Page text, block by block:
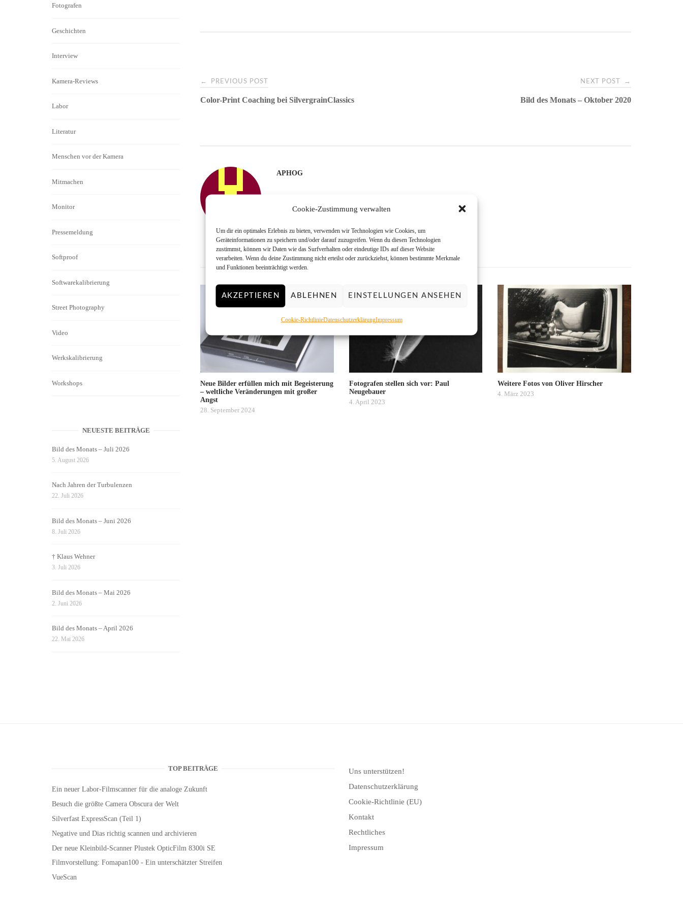
Cookie-Zustimmung verwalten
Um dir ein optimales Erlebnis zu bieten, verwenden wir Technologien wie Cookies, um
Geräteinformationen zu speichern und/oder darauf zuzugreifen. Wenn du diesen Technologien
zustimmst, können wir Daten wie das Surfverhalten oder eindeutige IDs auf dieser Website
verarbeiten. Wenn du deine Zustimmung nicht erteilst oder zurückziehst, können bestimmte Merkmale
und Funktionen beeinträchtigt werden.
AKZEPTIEREN ABLEHNEN EINSTELLUNGEN ANSEHEN
Cookie-RichtlinieDatenschutzerklärungImpressum
Post
navigation
← PREVIOUS POST
Color-Print Coaching bei SilvergrainClassics
NEXT POST →
Bild des Monats – Oktober 2020
APHOG
Neue Bilder erfüllen mich mit Begeisterung
– weltliche Veränderungen mit großer
Angst
28. September 2024
Fotografen stellen sich vor: Paul
Neugebauer
4. April 2023
Weitere Fotos von Oliver Hirscher
4. März 2023
Fotografen
Geschichten
Interview
Kamera-Reviews
Labor
Literatur
Menschen vor der Kamera
Mitmachen
Monitor
Pressemeldung
Softproof
Softwarekalibrierung
Street Photography
Video
Werkskalibrierung
Workshops
NEUESTE BEITRÄGE
Bild des Monats – Juli 2026
5. August 2026
Nach Jahren der Turbulenzen
22. Juli 2026
Bild des Monats – Juni 2026
8. Juli 2026
† Klaus Wehner
3. Juli 2026
Bild des Monats – Mai 2026
2. Juni 2026
Bild des Monats – April 2026
22. Mai 2026
TOP BEITRÄGE
Ein neuer Labor-Filmscanner für die analoge Zukunft
Besuch die größte Camera Obscura der Welt
Silverfast ExpressScan (Teil 1)
Negative und Dias richtig scannen und archivieren
Der neue Kleinbild-Scanner Plustek OpticFilm 8300i SE
Filmvorstellung: Fomapan100 - Ein unterschätzter Streifen
VueScan
Uns unterstützen!
Datenschutzerklärung
Cookie-Richtlinie (EU)
Kontakt
Rechtliches
Impressum